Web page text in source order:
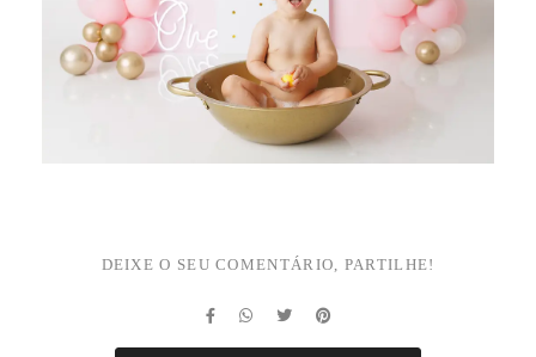
DEIXE O SEU COMENTÁRIO, PARTILHE!